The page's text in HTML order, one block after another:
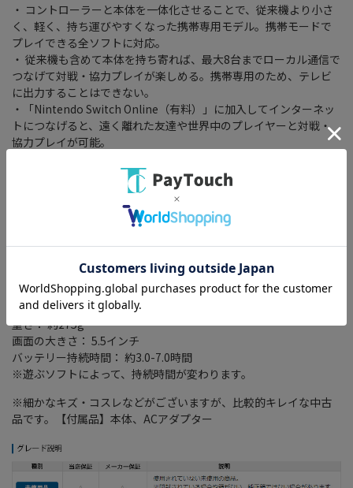
・ コントローラーと本体を一体化させることで、従来機より小さ
く、軽く、持ち運びやすくなった携帯専用モデル。携帯モードで
プレイできる全ソフトに対応。
・ 従来機も含めて本体を持ち寄れば、最大8台までローカル通信で
つなげて対戦・協力プレイが楽しめる。携帯専用のため、テレビ
に出力することはできない。
・「Nintendo Switch Online（有料）」に加入してインターネッ
トにつなげると、遠く離れた友達や世界中のプレイヤーと対戦・
協力プレイが可能。
※クーポンプレゼントキャンペーンは対象外になります
※メーカーキャンペーン特典等はロットにより添付がない場合が
■セット内容
Nintendo Switch Lite本体×1台
サイズ： 縦 91.1mm/横 208mm/厚さ 13.9mm
※アナログスティック先端からZL/ZR突起部分までの最大の厚さは
28.4mm
重さ： 約275g
画面の大きさ： 5.5インチ
バッテリー持続時間： 約3.0-7.0時間
※遊ぶソフトによって、持続時間が変わります。
※細かなキズ・コスレなどがございますが、比較的キレイな中古
品です。【付属品】本体、ACアダプター